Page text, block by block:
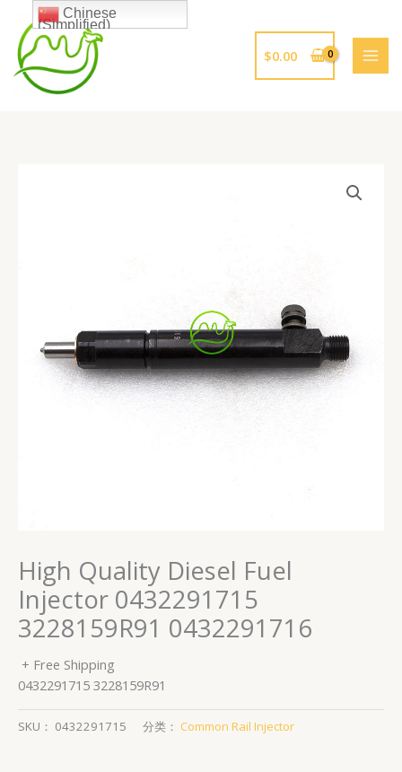
$0.00
High Quality Diesel Fuel
Injector 0432291715
3228159R91 0432291716
+ Free Shipping
0432291715 3228159R91
SKU： 0432291715 分类： Common Rail Injector
Chinese
(Simplified)